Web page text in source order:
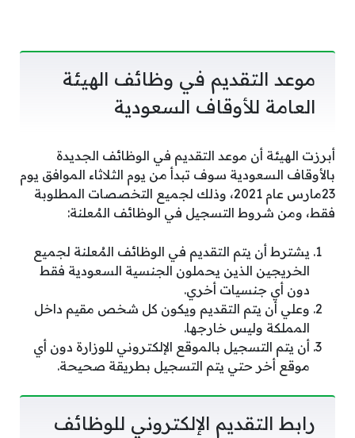
موعد التقديم في وظائف الهيئة
العامة للأوقاف السعودية
أبرزت الهيئة أن موعد التقديم في الوظائف الجديدة
بالأوقاف السعودية سوف تبدأ من يوم الثلاثاء الموافق يوم
23مارس عام 2021، وذلك لجميع التخصصات المطلوبة
فقط، ومن شروط التسجيل في الوظائف المُعلنة:
يشترط أن يتم التقديم في الوظائف المُعلنة لجميع
الخريجين الذين يحملون الجنسية السعودية فقط
دون أي جنسيات أخري.
وعلي أن يتم التقديم ويكون كل شخص مقيم داخل
المملكة وليس خارجها.
أن يتم التسجيل بالموقع الإلكتروني للوزارة دون أي
موقع أخر حتي يتم التسجيل بطريقة صحيحة.
رابط التقديم الإلكتروني للوظائف